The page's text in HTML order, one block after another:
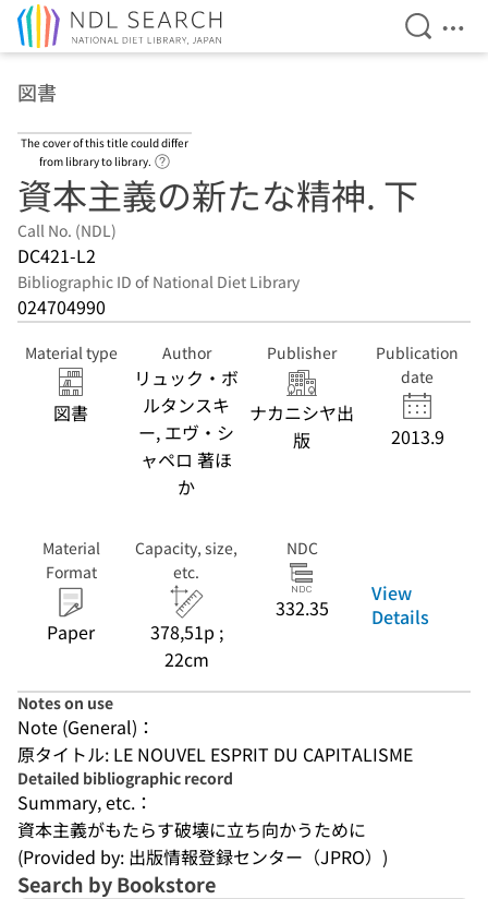
Open
図書
The cover of this title could differ
from library to library.
資本主義の新たな精神. 下
Call No. (NDL)
DC421-L2
Bibliographic ID of National Diet Library
024704990
Material type
図書
Author
リュック・ボ
ルタンスキ
ー, エヴ・シ
ャペロ 著ほ
か
Publisher
ナカニシヤ出
版
Publication
date
2013.9
Material
Format
Paper
Capacity, size,
etc.
378,51p ;
22cm
NDC
332.35
View
Details
Notes on use
Note (General)：
原タイトル: LE NOUVEL ESPRIT DU CAPITALISME
Detailed bibliographic record
Summary, etc.：
資本主義がもたらす破壊に立ち向かうために
(Provided by: 出版情報登録センター（JPRO）)
Search by Bookstore